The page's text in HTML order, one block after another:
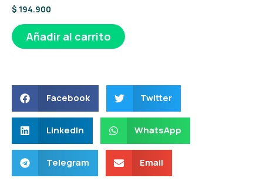
$ 194.900
Añadir al carrito
Facebook Twitter
LinkedIn WhatsApp
Telegram Email